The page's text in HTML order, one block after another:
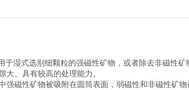
于湿式选别细颗粒的强磁性矿物，或者除去非磁性
大、具有较高的处理能力。
强磁性矿物被吸附在圆筒表面，弱磁性和非磁性矿